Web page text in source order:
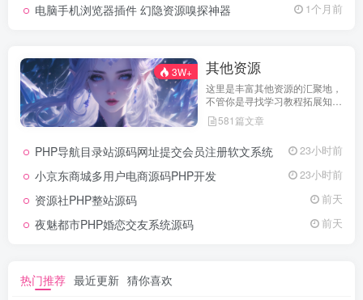
电脑手机浏览器插件 幻隐资源嗅探神器 1个月前
3W+ 其他资源
这里是丰富其他资源的汇聚地，
不管你是寻找学习教程拓展知
识，还是搜集各类素材激发创作
灵感，亦或是查询专业数据辅助
源定期更新、分类清晰、下载便
务，快来探索发现所需资源！
581篇文章
PHP导航目录站源码网址提交会员注册软文系统 23小时前
小京东商城多用户电商源码PHP开发 23小时前
资源社PHP整站源码 前天
夜魅都市PHP婚恋交友系统源码 前天
热门推荐 最近更新 猜你喜欢